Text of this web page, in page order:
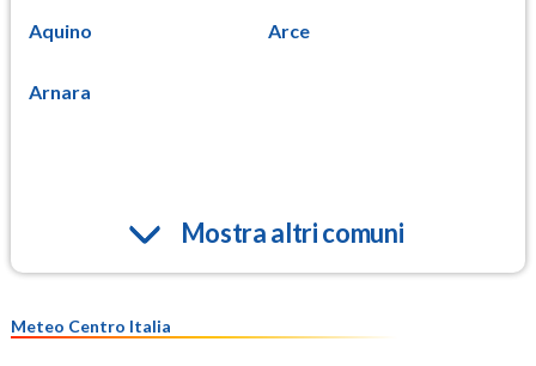
Aquino Arce
Arnara
Mostra altri comuni
Meteo Centro Italia